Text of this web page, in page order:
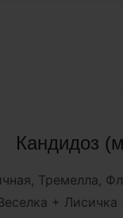
Кандидоз
+